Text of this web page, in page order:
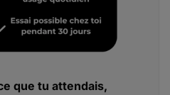
que tu attendais,